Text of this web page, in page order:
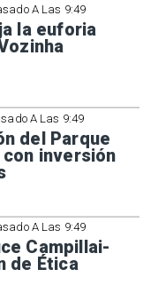
A Las 9:49
la euforia
A Las 9:49
del Parque
inversión
A Las 9:49
Campillai-
de Ética